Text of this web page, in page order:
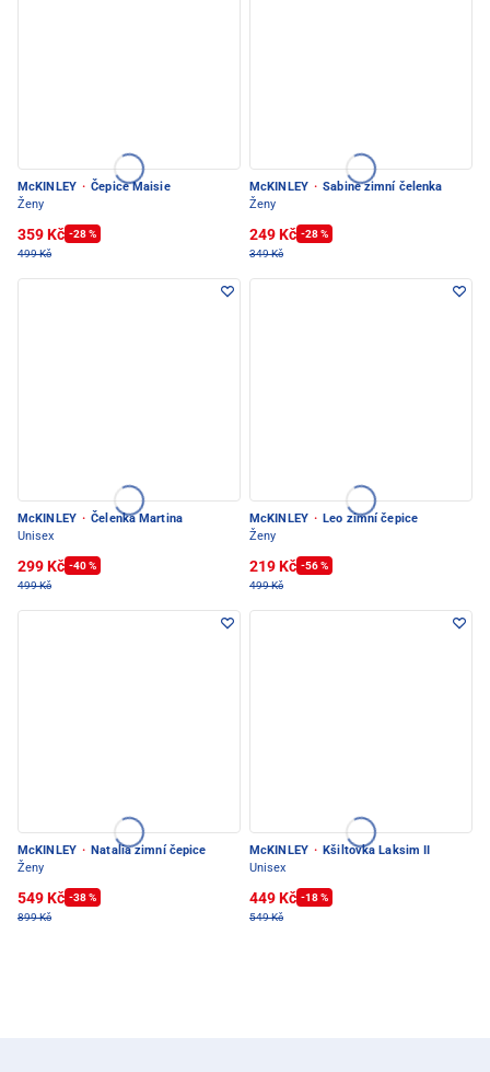
McKINLEY · Čepice Maisie
Ženy
359 Kč -28 %
499 Kč
McKINLEY · Sabine zimní čelenka
Ženy
249 Kč -28 %
349 Kč
McKINLEY · Čelenka Martina
Unisex
299 Kč -40 %
499 Kč
McKINLEY · Leo zimní čepice
Ženy
219 Kč -56 %
499 Kč
McKINLEY · Natalia zimní čepice
Ženy
549 Kč -38 %
899 Kč
McKINLEY · Kšiltovka Laksim II
Unisex
449 Kč -18 %
549 Kč